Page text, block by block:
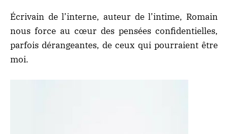
Écrivain de l’interne, auteur de l’intime, Romain
nous force au cœur des pensées confidentielles,
parfois dérangeantes, de ceux qui pourraient être
moi.